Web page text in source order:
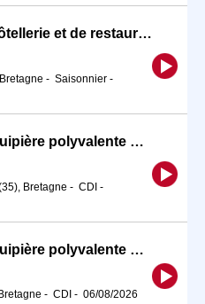
Employé polyvalent d'hôtellerie et de restauration (H/F)
- Saisonnier -
Equipier polyvalent / Equipière polyvalente de restauration rapid (H/F)
Bretagne - CDI -
Equipier polyvalent / Equipière polyvalente de restauration rapid (H/F)
- CDI - 06/08/2026